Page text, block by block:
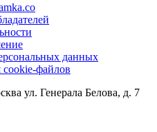
данных
cookie-файлов
ул. Генерала Белова, д. 7